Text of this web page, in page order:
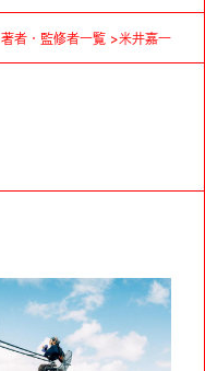
著者・監修者一覧 米井嘉一